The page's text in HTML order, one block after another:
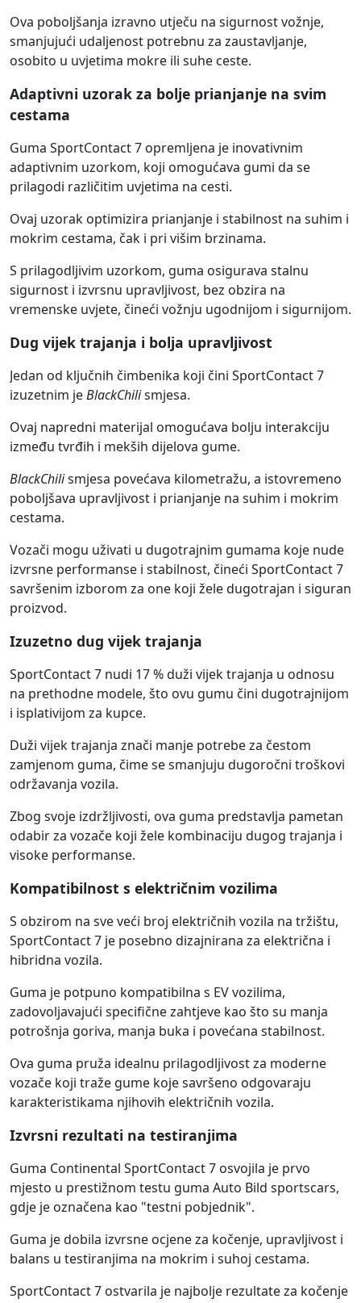
Ova poboljšanja izravno utječu na sigurnost vožnje,
smanjujući udaljenost potrebnu za zaustavljanje,
osobito u uvjetima mokre ili suhe ceste.
Adaptivni uzorak za bolje prianjanje na svim
cestama
Guma SportContact 7 opremljena je inovativnim
adaptivnim uzorkom, koji omogućava gumi da se
prilagodi različitim uvjetima na cesti.
Ovaj uzorak optimizira prianjanje i stabilnost na suhim i
mokrim cestama, čak i pri višim brzinama.
S prilagodljivim uzorkom, guma osigurava stalnu
sigurnost i izvrsnu upravljivost, bez obzira na
vremenske uvjete, čineći vožnju ugodnijom i sigurnijom.
Dug vijek trajanja i bolja upravljivost
Jedan od ključnih čimbenika koji čini SportContact 7
izuzetnim jeBlackChilismjesa.
Ovaj napredni materijal omogućava bolju interakciju
između tvrđih i mekših dijelova gume.
BlackChilismjesa povećava kilometražu, a istovremeno
poboljšava upravljivost i prianjanje na suhim i mokrim
cestama.
Vozači mogu uživati u dugotrajnim gumama koje nude
izvrsne performanse i stabilnost, čineći SportContact 7
savršenim izborom za one koji žele dugotrajan i siguran
proizvod.
Izuzetno dug vijek trajanja
SportContact 7 nudi 17 % duži vijek trajanja u odnosu
na prethodne modele, što ovu gumu čini dugotrajnijom
i isplativijom za kupce.
Duži vijek trajanja znači manje potrebe za čestom
zamjenom guma, čime se smanjuju dugoročni troškovi
održavanja vozila.
Zbog svoje izdržljivosti, ova guma predstavlja pametan
odabir za vozače koji žele kombinaciju dugog trajanja i
visoke performanse.
Kompatibilnost s električnim vozilima
S obzirom na sve veći broj električnih vozila na tržištu,
SportContact 7 je posebno dizajnirana za električna i
hibridna vozila.
Guma je potpuno kompatibilna s EV vozilima,
zadovoljavajući specifične zahtjeve kao što su manja
potrošnja goriva, manja buka i povećana stabilnost.
Ova guma pruža idealnu prilagodljivost za moderne
vozače koji traže gume koje savršeno odgovaraju
karakteristikama njihovih električnih vozila.
Izvrsni rezultati na testiranjima
Guma Continental SportContact 7 osvojila je prvo
mjesto u prestižnom testu guma Auto Bild sportscars,
gdje je označena kao "testni pobjednik".
Guma je dobila izvrsne ocjene za kočenje, upravljivost i
balans u testiranjima na mokrim i suhoj cestama.
SportContact 7 ostvarila je najbolje rezultate za kočenje